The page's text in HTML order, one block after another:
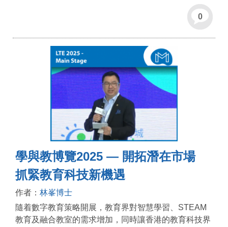
0
學與教博覽2025 — 開拓潛在市場
抓緊教育科技新機遇
作者： 林峯博士
隨着數字教育策略開展，教育界對智慧學習、STEAM
教育及融合教室的需求增加，同時讓香港的教育科技界